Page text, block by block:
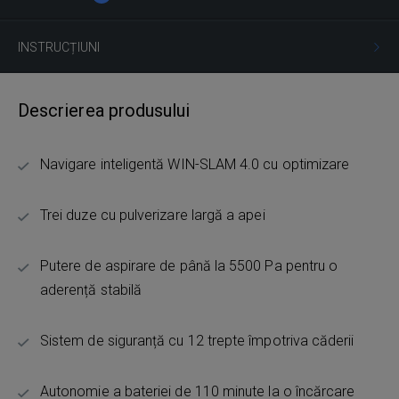
INSTRUCȚIUNI
Descrierea produsului
Navigare inteligentă WIN-SLAM 4.0 cu optimizare
Trei duze cu pulverizare largă a apei
Putere de aspirare de până la 5500 Pa pentru o
aderență stabilă
Sistem de siguranță cu 12 trepte împotriva căderii
Autonomie a bateriei de 110 minute la o încărcare